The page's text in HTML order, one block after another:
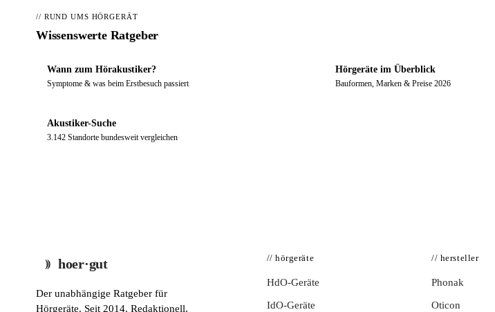
// RUND UMS HÖRGERÄT
Wissenswerte Ratgeber
Wann zum Hörakustiker?
Symptome & was beim Erstbesuch passiert
Hörgeräte im Überblick
Bauformen, Marken & Preise 2026
Akustiker-Suche
3.142 Standorte bundesweit vergleichen
hoer·gut
Der unabhängige Ratgeber für
Hörgeräte. Seit 2014. Redaktionell,
// hörgeräte
HdO-Geräte
IdO-Geräte
// hersteller
Phonak
Oticon